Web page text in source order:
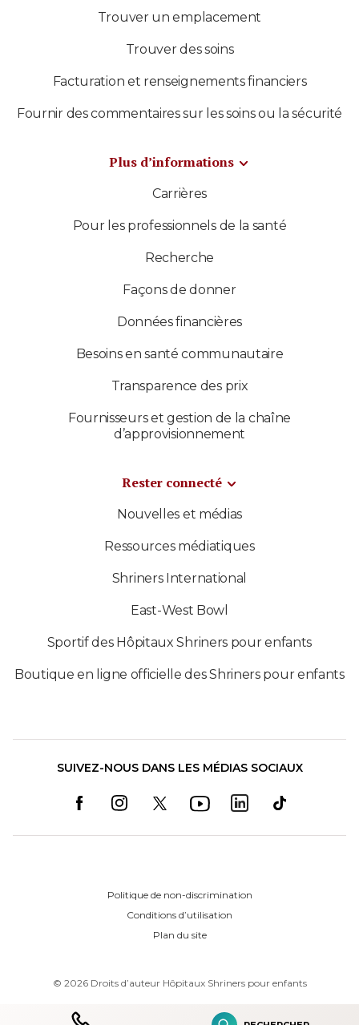
Trouver un emplacement
Trouver des soins
Facturation et renseignements financiers
Fournir des commentaires sur les soins ou la sécurité
Plus d’informations
Carrières
Pour les professionnels de la santé
Recherche
Façons de donner
Données financières
Besoins en santé communautaire
Transparence des prix
Fournisseurs et gestion de la chaîne
d’approvisionnement
Rester connecté
Nouvelles et médias
Ressources médiatiques
Shriners International
East-West Bowl
Sportif des Hôpitaux Shriners pour enfants
Boutique en ligne officielle des Shriners pour enfants
SUIVEZ-NOUS DANS LES MÉDIAS SOCIAUX
Politique de non-discrimination
Conditions d’utilisation
Plan du site
© 2026 Droits d’auteur Hôpitaux Shriners pour enfants